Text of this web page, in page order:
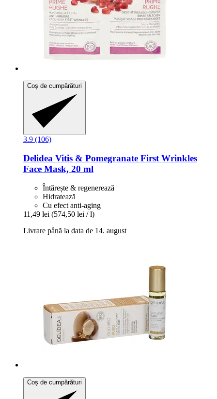
Coș de cumpărături
3.9 (106)
Delidea Vitis & Pomegranate First Wrinkles
Face Mask, 20 ml
Întărește & regenerează
Hidratează
Cu efect anti-aging
11,49 lei (574,50 lei / l)
Livrare până la data de 14. august
Coș de cumpărături